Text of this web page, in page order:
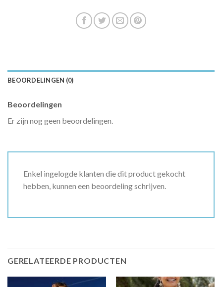
BEOORDELINGEN (0)
Beoordelingen
Er zijn nog geen beoordelingen.
Enkel ingelogde klanten die dit product gekocht
hebben, kunnen een beoordeling schrijven.
GERELATEERDE PRODUCTEN